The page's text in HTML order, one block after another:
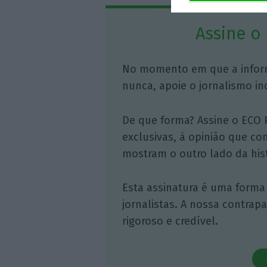
Assine o
No momento em que a
nunca, apoie o jornalismo
De que forma? Assine o
exclusivas, à opinião que
mostram o outro lado da
Esta assinatura é uma
jornalistas. A nossa
rigoroso e credível.